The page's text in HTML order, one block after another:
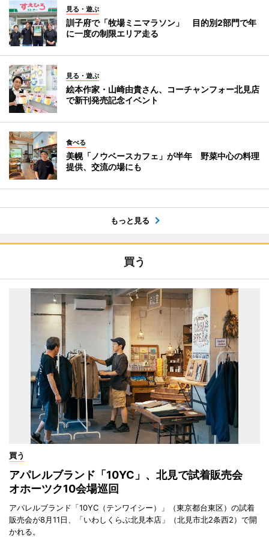
見る・遊ぶ
訓子府で「牧場ミニマラソン」 目的別2部門で年
に一度の制限エリア走る
見る・遊ぶ
絵本作家・山崎由貴さん、コーチャンフォー北見店
で新刊発売記念イベント
食べる
美幌「ノウベースカフェ」が半年 野菜中心の料理
提供、交流の場にも
もっと見る
買う
買う
アパレルブランド「10YC」、北見で試着販売会
オホーツク10会場巡回
アパレルブランド「10YC（テンワイシー）」（東京都台東区）の試着
販売会が8月11日、「いわしくらぶ北見本店」（北見市北2条西2）で開
かれる。